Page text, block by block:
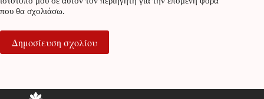
που θα σχολιάσω.
Δημοσίευση σχολίου